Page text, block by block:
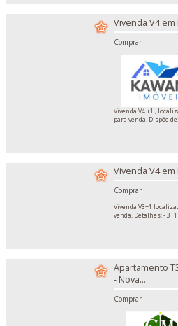
Comprar
Vivenda V4 +1 ,
Comprar
Vivenda V3+1
Apartamento T3 em Condomínio
- Nova...
Comprar